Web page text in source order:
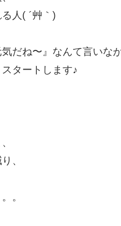
人( ´艸｀)
気だね〜』なんて言いな
タートします♪
、
。